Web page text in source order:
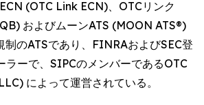
(OTC Link ECN)、OTCリンク
およびムーンATS (MOON ATS®)
制のATSであり、FINRAおよびSEC登
ラーで、SIPCのメンバーであるOTC
によって運営されている。